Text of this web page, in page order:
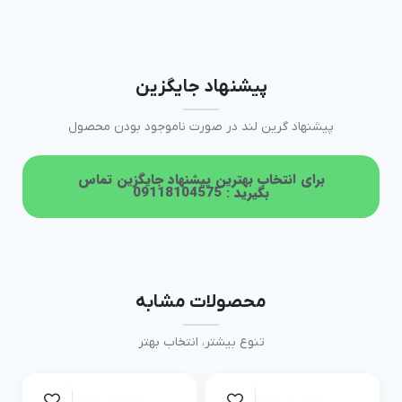
پیشنهاد جایگزین
پیشنهاد گرین لند در صورت ناموجود بودن محصول
برای انتخاب بهترین پیشنهاد جایگزین تماس
بگیرید : 09118104575
محصولات مشابه
تنوع بیشتر، انتخاب بهتر